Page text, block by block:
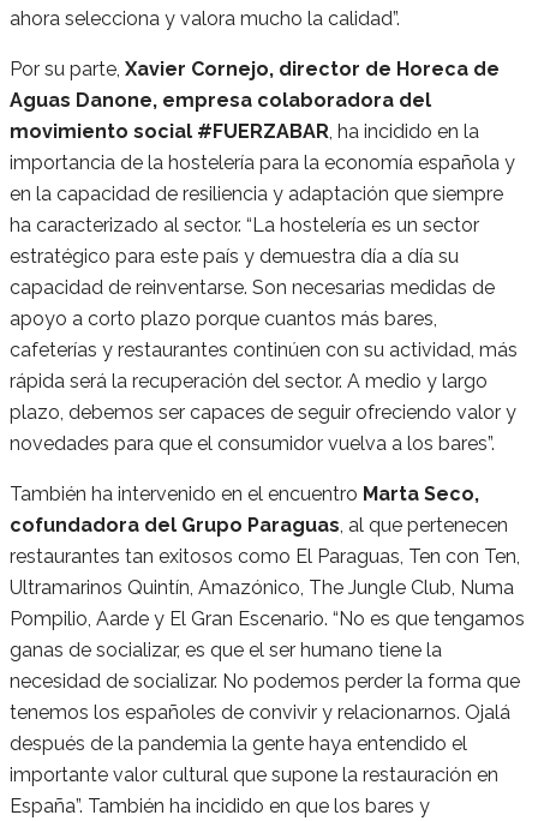
ahora selecciona y valora mucho la calidad”.
Por su parte, Xavier Cornejo, director de Horeca de
Aguas Danone, empresa colaboradora del
movimiento social #FUERZABAR , ha incidido en la
importancia de la hostelería para la economía española y
en la capacidad de resiliencia y adaptación que siempre
ha caracterizado al sector. “La hostelería es un sector
estratégico para este país y demuestra día a día su
capacidad de reinventarse. Son necesarias medidas de
apoyo a corto plazo porque cuantos más bares,
cafeterías y restaurantes continúen con su actividad, más
rápida será la recuperación del sector. A medio y largo
plazo, debemos ser capaces de seguir ofreciendo valor y
novedades para que el consumidor vuelva a los bares”.
También ha intervenido en el encuentro Marta Seco,
cofundadora del Grupo Paraguas , al que pertenecen
restaurantes tan exitosos como El Paraguas, Ten con Ten,
Ultramarinos Quintín, Amazónico, The Jungle Club, Numa
Pompilio, Aarde y El Gran Escenario. “No es que tengamos
ganas de socializar, es que el ser humano tiene la
necesidad de socializar. No podemos perder la forma que
tenemos los españoles de convivir y relacionarnos. Ojalá
después de la pandemia la gente haya entendido el
importante valor cultural que supone la restauración en
España”. También ha incidido en que los bares y